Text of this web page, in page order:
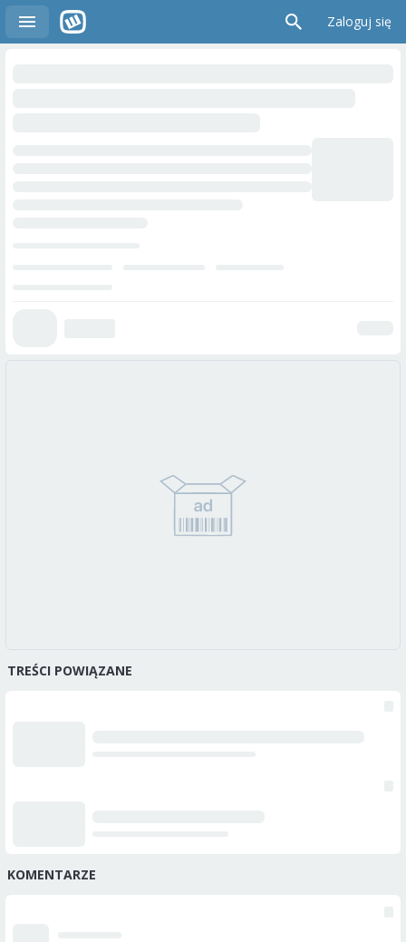
Zaloguj się
TREŚCI POWIĄZANE
KOMENTARZE